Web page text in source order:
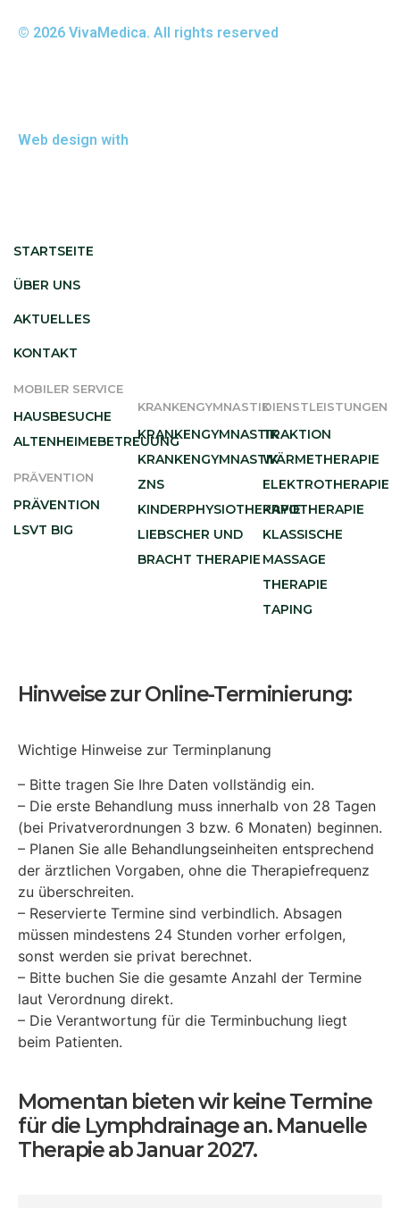
© 2026 VivaMedica. All rights reserved
Web design with
STARTSEITE
ÜBER UNS
AKTUELLES
KONTAKT
MOBILER SERVICE
HAUSBESUCHE
ALTENHEIMEBETREUUNG
PRÄVENTION
PRÄVENTION
LSVT BIG
KRANKENGYMNASTIK
KRANKENGYMNASTIK
KRANKENGYMNASTIK
ZNS
KINDERPHYSIOTHERAPIE
LIEBSCHER UND
BRACHT THERAPIE
DIENSTLEISTUNGEN
TRAKTION
WÄRMETHERAPIE
ELEKTROTHERAPIE
KRYOTHERAPIE
KLASSISCHE
MASSAGE
THERAPIE
TAPING
Hinweise zur Online-Terminierung:
Wichtige Hinweise zur Terminplanung
– Bitte tragen Sie Ihre Daten vollständig ein.
– Die erste Behandlung muss innerhalb von 28 Tagen
(bei Privatverordnungen 3 bzw. 6 Monaten) beginnen.
– Planen Sie alle Behandlungseinheiten entsprechend
der ärztlichen Vorgaben, ohne die Therapiefrequenz
zu überschreiten.
– Reservierte Termine sind verbindlich. Absagen
müssen mindestens 24 Stunden vorher erfolgen,
sonst werden sie privat berechnet.
– Bitte buchen Sie die gesamte Anzahl der Termine
laut Verordnung direkt.
– Die Verantwortung für die Terminbuchung liegt
beim Patienten.
Momentan bieten wir keine Termine
für die Lymphdrainage an. Manuelle
Therapie ab Januar 2027.